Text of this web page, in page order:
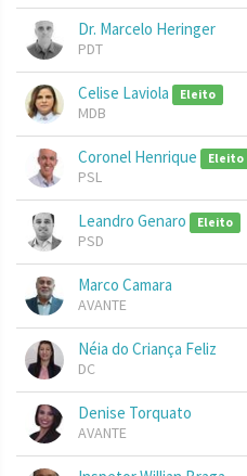
Dr. Marcelo Heringer
PDT
Celise Laviola Eleito
MDB
Coronel Henrique Eleito
PSL
Leandro Genaro Eleito
PSD
Marco Camara
AVANTE
Néia do Criança Feliz
DC
Denise Torquato
AVANTE